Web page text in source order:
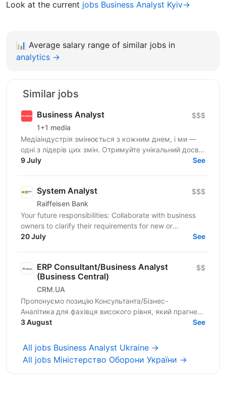
Look at the current jobs Business Analyst Kyiv→
📊 Average salary range of similar jobs in
analytics →
Similar jobs
Business Analyst
1+1 media
$$$
Медіаіндустрія змінюється з кожним днем, і ми —
одні з лідерів цих змін. Отримуйте унікальний досвід
роботи в компанії професіоналів, які встановлюють...
9 July See
System Analyst
Raiffeisen Bank
$$$
Your future responsibilities: Collaborate with business
owners to clarify their requirements for new or
enhanced business processes/products Identify and...
20 July See
ERP Consultant/Business Analyst
(Business Central)
CRM.UA
$$
Пропонуємо позицію Консультанта/Бізнес-
Аналітика для фахівця високого рівня, який прагне
створювати унікальні продукти для компаній
3 August See
All jobs Business Analyst Ukraine →
All jobs Міністерство Оборони України →